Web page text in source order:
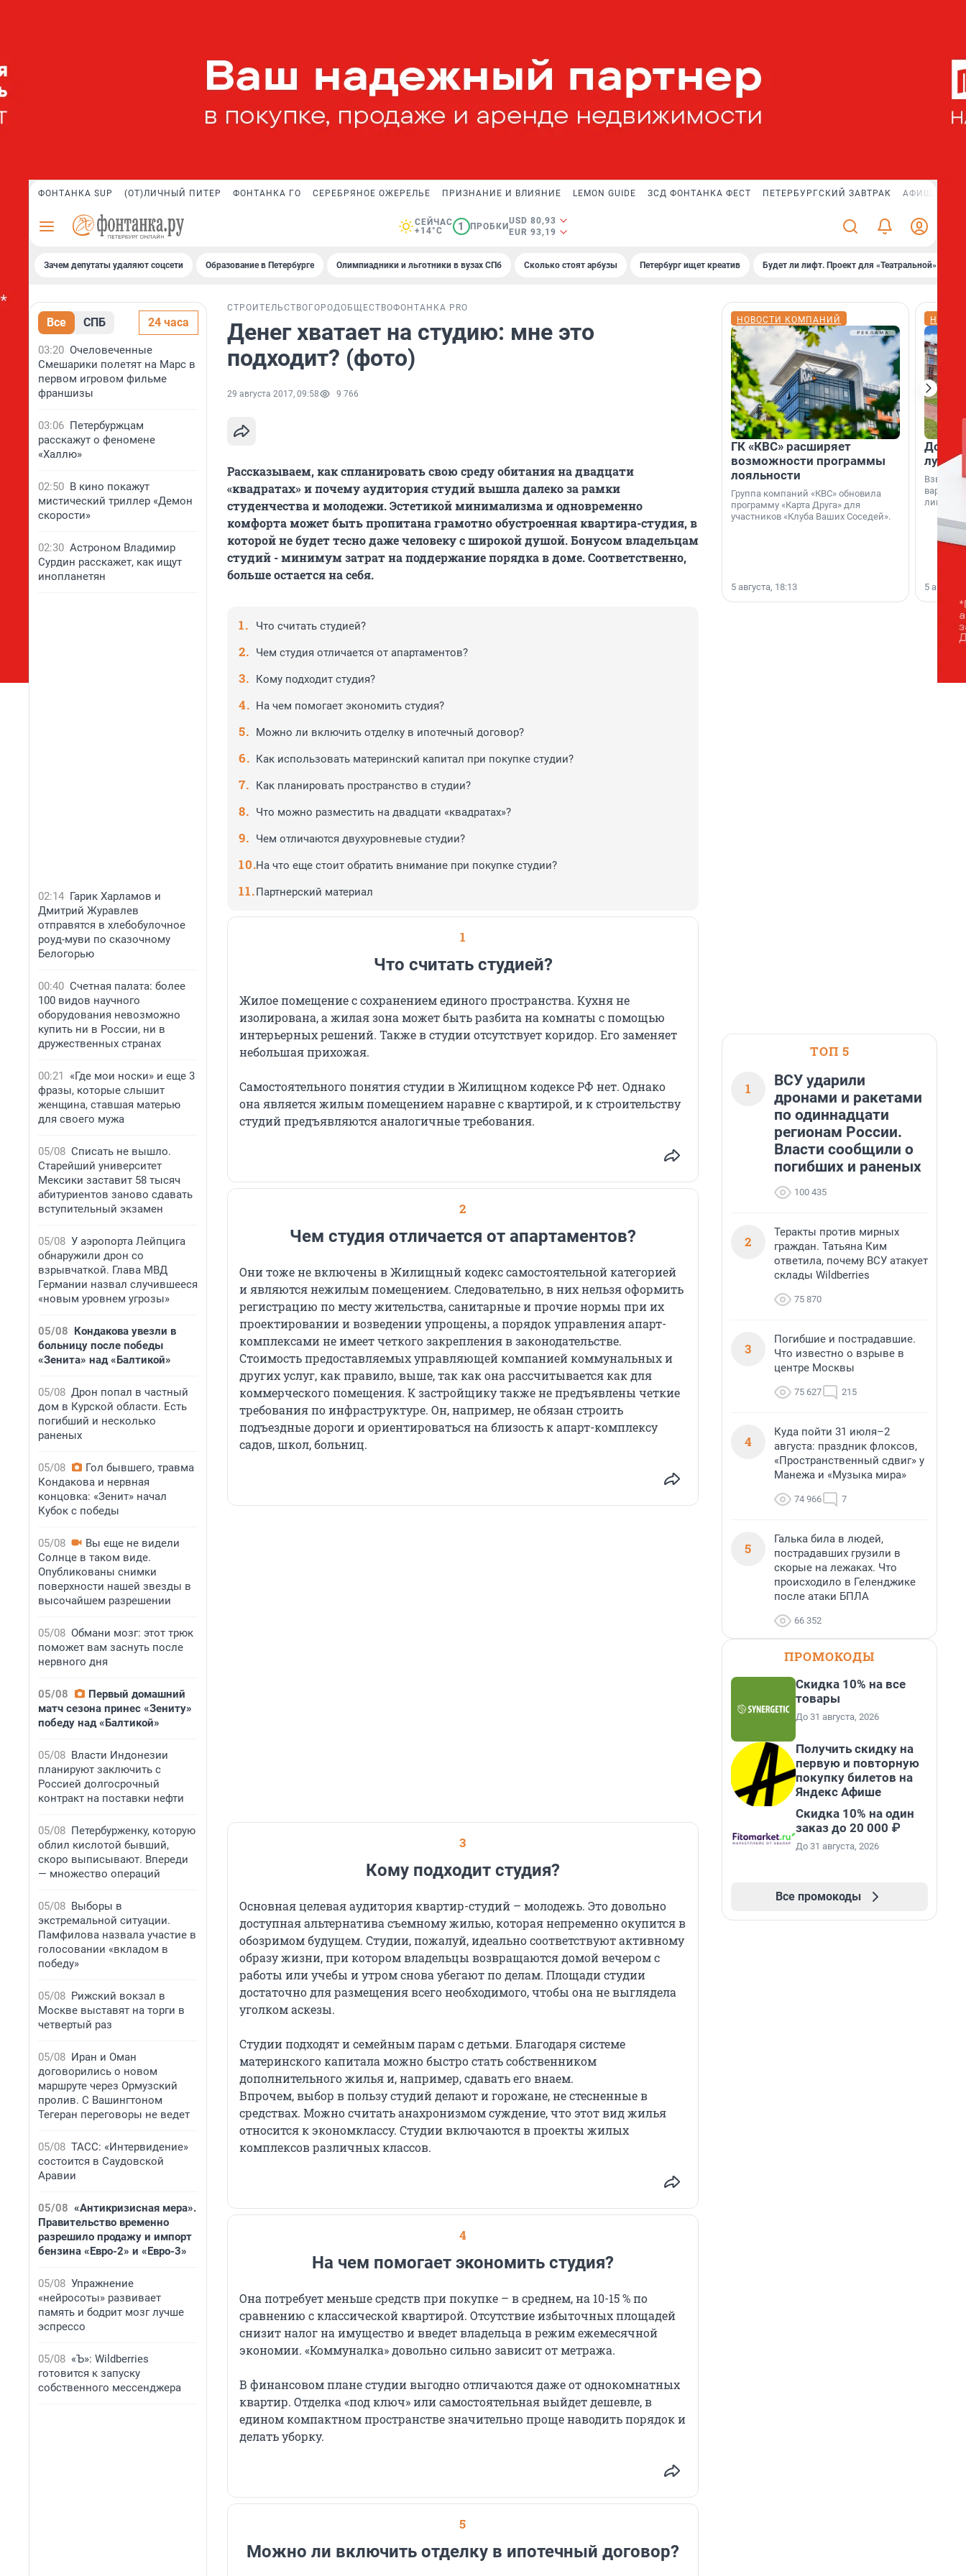
ФОНТАНКА SUP (ОТ)ЛИЧНЫЙ ПИТЕР ФОНТАНКА ГО СЕРЕБРЯНОЕ ОЖЕРЕЛЬЕ ПРИЗНАНИЕ И ВЛИЯНИЕ LEMON GUIDE ЗСД ФОНТАНКА ФЕСТ ПЕТЕРБУРГСКИЙ ЗАВТРАК АФИША PLUS
СЕЙЧАС
+14°C
1 ПРОБКИ
USD 80,93
EUR 93,19
Зачем депутаты удаляют соцсети Образование в Петербурге Олимпиадники и льготники в вузах СПб Сколько стоят арбузы Петербург ищет креатив Будет ли лифт. Проект для «Театральной»
Все СПБ 24 часа
03:20 Очеловеченные
Смешарики полетят на Марс в
первом игровом фильме
франшизы
03:06 Петербуржцам
расскажут о феномене
«Халлю»
02:50 В кино покажут
мистический триллер «Демон
скорости»
02:30 Астроном Владимир
Сурдин расскажет, как ищут
инопланетян
02:14 Гарик Харламов и
Дмитрий Журавлев
отправятся в хлебобулочное
роуд-муви по сказочному
Белогорью
00:40 Счетная палата: более
100 видов научного
оборудования невозможно
купить ни в России, ни в
дружественных странах
00:21
«Где мои носки» и еще 3
фразы, которые слышит
женщина, ставшая матерью
для своего мужа
05/08 Списать не вышло.
Старейший университет
Мексики заставит 58 тысяч
абитуриентов заново сдавать
вступительный экзамен
05/08 У аэропорта Лейпцига
обнаружили дрон со
взрывчаткой. Глава МВД
Германии назвал случившееся
«новым уровнем угрозы»
05/08 Кондакова увезли в
больницу после победы
«Зенита» над «Балтикой»
05/08 Дрон попал в частный
дом в Курской области. Есть
погибший и несколько
раненых
05/08
Гол бывшего, травма
Кондакова и нервная
концовка: «Зенит» начал
Кубок с победы
05/08
Вы еще не видели
Солнце в таком виде.
Опубликованы снимки
поверхности нашей звезды в
высочайшем разрешении
05/08 Обмани мозг: этот трюк
поможет вам заснуть после
нервного дня
05/08
Первый домашний
матч сезона принес «Зениту»
победу над «Балтикой»
05/08 Власти Индонезии
планируют заключить с
Россией долгосрочный
контракт на поставки нефти
05/08 Петербурженку, которую
облил кислотой бывший,
скоро выписывают. Впереди
— множество операций
05/08 Выборы в
экстремальной ситуации.
Памфилова назвала участие в
голосовании «вкладом в
победу»
05/08 Рижский вокзал в
Москве выставят на торги в
четвертый раз
05/08 Иран и Оман
договорились о новом
маршруте через Ормузский
пролив. С Вашингтоном
Тегеран переговоры не ведет
05/08 ТАСС: «Интервидение»
состоится в Саудовской
Аравии
05/08 «Антикризисная мера».
Правительство временно
разрешило продажу и импорт
бензина «Евро-2» и «Евро-3»
05/08 Упражнение
«нейросоты» развивает
память и бодрит мозг лучше
эспрессо
05/08 «Ъ»: Wildberries
готовится к запуску
собственного мессенджера
СТРОИТЕЛЬСТВО ГОРОДОБЩЕСТВОФОНТАНКА PRO
Денег хватает на студию: мне это
подходит? (фото)
29 августа 2017, 09:58 9 766
Рассказываем, как спланировать свою среду обитания на двадцати
«квадратах» и почему аудитория студий вышла далеко за рамки
студенчества и молодежи. Эстетикой минимализма и одновременно
комфорта может быть пропитана грамотно обустроенная квартира-студия, в
которой не будет тесно даже человеку с широкой душой. Бонусом владельцам
студий - минимум затрат на поддержание порядка в доме. Соответственно,
больше остается на себя.
Что считать студией?
Чем студия отличается от апартаментов?
Кому подходит студия?
На чем помогает экономить студия?
Можно ли включить отделку в ипотечный договор?
Как использовать материнский капитал при покупке студии?
Как планировать пространство в студии?
Что можно разместить на двадцати «квадратах»?
Чем отличаются двухуровневые студии?
На что еще стоит обратить внимание при покупке студии?
Партнерский материал
1
Что считать студией?
Жилое помещение с сохранением единого пространства. Кухня не
изолирована, а жилая зона может быть разбита на комнаты с помощью
интерьерных решений. Также в студии отсутствует коридор. Его заменяет
небольшая прихожая.
Самостоятельного понятия студии в Жилищном кодексе РФ нет. Однако
она является жилым помещением наравне с квартирой, и к строительству
студий предъявляются аналогичные требования.
2
Чем студия отличается от апартаментов?
Они тоже не включены в Жилищный кодекс самостоятельной категорией
и являются нежилым помещением. Следовательно, в них нельзя оформить
регистрацию по месту жительства, санитарные и прочие нормы при их
проектировании и возведении упрощены, а порядок управления апарт-
комплексами не имеет четкого закрепления в законодательстве.
Стоимость предоставляемых управляющей компанией коммунальных и
других услуг, как правило, выше, так как она рассчитывается как для
коммерческого помещения. К застройщику также не предъявлены четкие
требования по инфраструктуре. Он, например, не обязан строить
подъездные дороги и ориентироваться на близость к апарт-комплексу
садов, школ, больниц.
3
Кому подходит студия?
Основная целевая аудитория квартир-студий – молодежь. Это довольно
доступная альтернатива съемному жилью, которая непременно окупится в
обозримом будущем. Студии, пожалуй, идеально соответствуют активному
образу жизни, при котором владельцы возвращаются домой вечером с
работы или учебы и утром снова убегают по делам. Площади студии
достаточно для размещения всего необходимого, чтобы она не выглядела
уголком аскезы.
Студии подходят и семейным парам с детьми. Благодаря системе
материнского капитала можно быстро стать собственником
дополнительного жилья и, например, сдавать его внаем.
Впрочем, выбор в пользу студий делают и горожане, не стесненные в
средствах. Можно считать анахронизмом суждение, что этот вид жилья
относится к экономклассу. Студии включаются в проекты жилых
комплексов различных классов.
4
На чем помогает экономить студия?
Она потребует меньше средств при покупке – в среднем, на 10-15 % по
сравнению с классической квартирой. Отсутствие избыточных площадей
снизит налог на имущество и введет владельца в режим ежемесячной
экономии. «Коммуналка» довольно сильно зависит от метража.
В финансовом плане студии выгодно отличаются даже от однокомнатных
квартир. Отделка «под ключ» или самостоятельная выйдет дешевле, в
едином компактном пространстве значительно проще наводить порядок и
делать уборку.
5
Можно ли включить отделку в ипотечный договор?
НОВОСТИ КОМПАНИЙ
ГК «КВС» расширяет
возможности программы
лояльности
Группа компаний «КВС» обновила
программу «Карта Друга» для
участников «Клуба Ваших Соседей».
5 августа, 18:13
Дом
лучше
лишнего
5
ТОП 5
1
ВСУ ударили
дронами и ракетами
по одиннадцати
регионам России.
Власти сообщили о
погибших и раненых
100 435
2
Теракты против мирных
граждан. Татьяна Ким
ответила, почему ВСУ атакует
склады Wildberries
75 870
3
Погибшие и пострадавшие.
Что известно о взрыве в
центре Москвы
75 627 215
4
Куда пойти 31 июля–2
августа: праздник флоксов,
«Пространственный сдвиг» у
Манежа и «Музыка мира»
74 966 7
5
Галька била в людей,
пострадавших грузили в
скорые на лежаках. Что
происходило в Геленджике
после атаки БПЛА
66 352
ПРОМОКОДЫ
Скидка 10% на все
товары
До 31 августа, 2026
Получить скидку на
первую и повторную
покупку билетов на
Яндекс Афише
Скидка 10% на один
заказ до 20 000 ₽
До 31 августа, 2026
Все промокоды